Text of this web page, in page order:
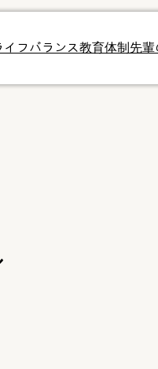
イフバランス教育体制 先輩